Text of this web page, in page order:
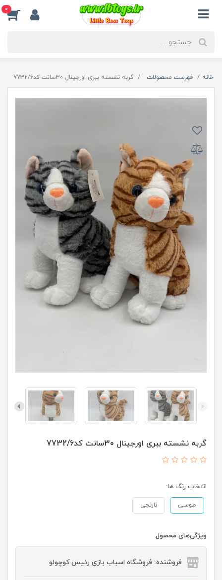
0
خانه فهرست محصولات گربه نشسته ببری اورجینال 30سانت کد7732/6
گربه نشسته ببری اورجینال 30سانت کد7732/6
انتخاب رنگ ها:
طوسی نارنجی
ویژگی‌های محصول
فروشنده: فروشگاه اسباب بازی رئیس کوچولو